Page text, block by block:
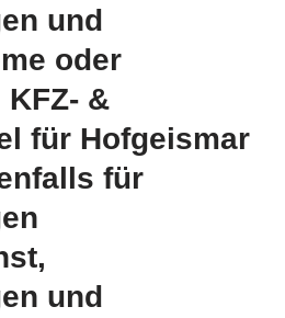
und
oder
&
für Hofgeismar
für
und